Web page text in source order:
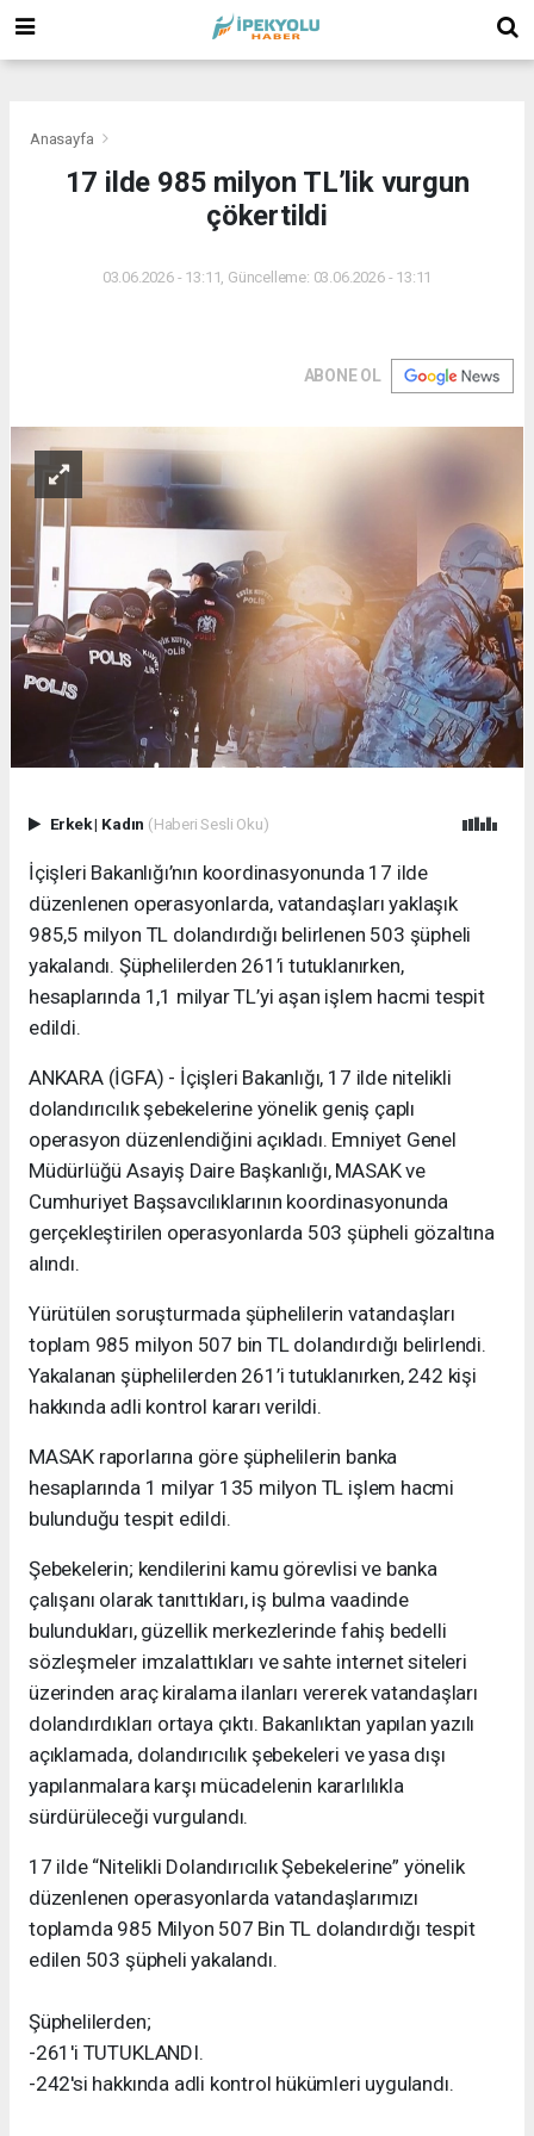
Anasayfa
17 ilde 985 milyon TL’lik vurgun
çökertildi
03.06.2026 - 13:11, Güncelleme: 03.06.2026 - 13:11
ABONE OL
Erkek| Kadın (Haberi Sesli Oku)
İçişleri Bakanlığı’nın koordinasyonunda 17 ilde
düzenlenen operasyonlarda, vatandaşları yaklaşık
985,5 milyon TL dolandırdığı belirlenen 503 şüpheli
yakalandı. Şüphelilerden 261’i tutuklanırken,
hesaplarında 1,1 milyar TL’yi aşan işlem hacmi tespit
edildi.
ANKARA (İGFA) - İçişleri Bakanlığı, 17 ilde nitelikli
dolandırıcılık şebekelerine yönelik geniş çaplı
operasyon düzenlendiğini açıkladı. Emniyet Genel
Müdürlüğü Asayiş Daire Başkanlığı, MASAK ve
Cumhuriyet Başsavcılıklarının koordinasyonunda
gerçekleştirilen operasyonlarda 503 şüpheli gözaltına
alındı.
Yürütülen soruşturmada şüphelilerin vatandaşları
toplam 985 milyon 507 bin TL dolandırdığı belirlendi.
Yakalanan şüphelilerden 261’i tutuklanırken, 242 kişi
hakkında adli kontrol kararı verildi.
MASAK raporlarına göre şüphelilerin banka
hesaplarında 1 milyar 135 milyon TL işlem hacmi
bulunduğu tespit edildi.
Şebekelerin; kendilerini kamu görevlisi ve banka
çalışanı olarak tanıttıkları, iş bulma vaadinde
bulundukları, güzellik merkezlerinde fahiş bedelli
sözleşmeler imzalattıkları ve sahte internet siteleri
üzerinden araç kiralama ilanları vererek vatandaşları
dolandırdıkları ortaya çıktı. Bakanlıktan yapılan yazılı
açıklamada, dolandırıcılık şebekeleri ve yasa dışı
yapılanmalara karşı mücadelenin kararlılıkla
sürdürüleceği vurgulandı.
17 ilde “Nitelikli Dolandırıcılık Şebekelerine” yönelik
düzenlenen operasyonlarda vatandaşlarımızı
toplamda 985 Milyon 507 Bin TL dolandırdığı tespit
edilen 503 şüpheli yakalandı.
Şüphelilerden;
-261'i TUTUKLANDI.
-242'si hakkında adli kontrol hükümleri uygulandı.